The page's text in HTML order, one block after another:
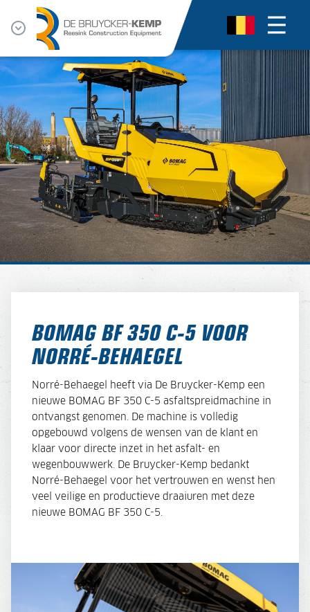
BOMAG BF 350 C-5 VOOR
NORRÉ-BEHAEGEL
Norré-Behaegel heeft via De Bruycker-Kemp een
nieuwe BOMAG BF 350 C-5 asfaltspreidmachine in
ontvangst genomen. De machine is volledig
opgebouwd volgens de wensen van de klant en
klaar voor directe inzet in het asfalt- en
wegenbouwwerk. De Bruycker-Kemp bedankt
Norré-Behaegel voor het vertrouwen en wenst hen
veel veilige en productieve draaiuren met deze
nieuwe BOMAG BF 350 C-5.